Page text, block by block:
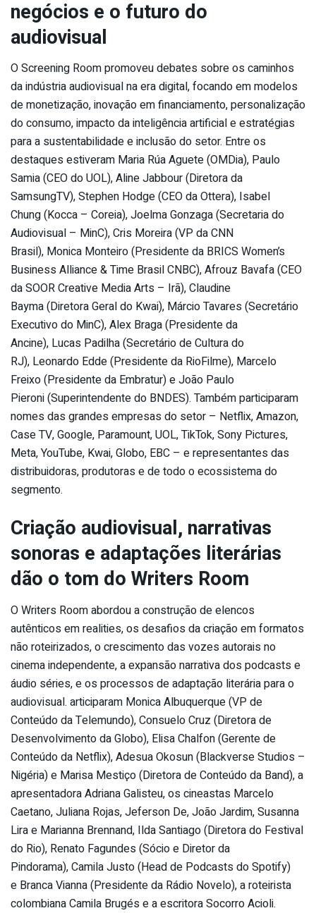
negócios e o futuro do
audiovisual
O Screening Room promoveu debates sobre os caminhos
da indústria audiovisual na era digital, focando em modelos
de monetização, inovação em financiamento, personalização
do consumo, impacto da inteligência artificial e estratégias
para a sustentabilidade e inclusão do setor. Entre os
destaques estiveram Maria Rúa Aguete (OMDia), Paulo
Samia (CEO do UOL), Aline Jabbour (Diretora da
SamsungTV), Stephen Hodge (CEO da Ottera), Isabel
Chung (Kocca – Coreia), Joelma Gonzaga (Secretaria do
Audiovisual – MinC), Cris Moreira (VP da CNN
Brasil), Monica Monteiro (Presidente da BRICS Women’s
Business Alliance & Time Brasil CNBC), Afrouz Bavafa (CEO
da SOOR Creative Media Arts – Irã), Claudine
Bayma (Diretora Geral do Kwai), Márcio Tavares (Secretário
Executivo do MinC), Alex Braga (Presidente da
Ancine), Lucas Padilha (Secretário de Cultura do
RJ), Leonardo Edde (Presidente da RioFilme), Marcelo
Freixo (Presidente da Embratur) e João Paulo
Pieroni (Superintendente do BNDES). Também participaram
nomes das grandes empresas do setor – Netflix, Amazon,
Case TV, Google, Paramount, UOL, TikTok, Sony Pictures,
Meta, YouTube, Kwai, Globo, EBC – e representantes das
distribuidoras, produtoras e de todo o ecossistema do
segmento.
Criação audiovisual, narrativas
sonoras e adaptações literárias
dão o tom do Writers Room
O Writers Room abordou a construção de elencos
autênticos em realities, os desafios da criação em formatos
não roteirizados, o crescimento das vozes autorais no
cinema independente, a expansão narrativa dos podcasts e
áudio séries, e os processos de adaptação literária para o
audiovisual. articiparam Monica Albuquerque (VP de
Conteúdo da Telemundo), Consuelo Cruz (Diretora de
Desenvolvimento da Globo), Elisa Chalfon (Gerente de
Conteúdo da Netflix), Adesua Okosun (Blackverse Studios –
Nigéria) e Marisa Mestiço (Diretora de Conteúdo da Band), a
apresentadora Adriana Galisteu, os cineastas Marcelo
Caetano, Juliana Rojas, Jeferson De, João Jardim, Susanna
Lira e Marianna Brennand, Ilda Santiago (Diretora do Festival
do Rio), Renato Fagundes (Sócio e Diretor da
Pindorama), Camila Justo (Head de Podcasts do Spotify)
e Branca Vianna (Presidente da Rádio Novelo), a roteirista
colombiana Camila Brugés e a escritora Socorro Acioli.